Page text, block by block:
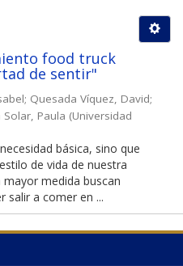
food truck
de sentir"
; Quesada Víquez, David;
Solar, Paula (Universidad
básica, sino que
de vida de nuestra
mayor medida buscan
salir a comer en ...